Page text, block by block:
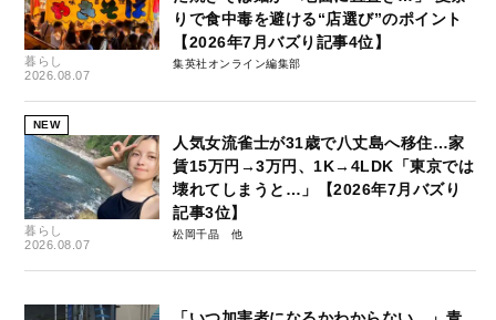
暮らし
2026.08.07
りで食中毒を避ける“店選び”のポイント
【2026年7月バズり記事4位】
集英社オンライン編集部
NEW
暮らし
2026.08.07
人気女流雀士が31歳で八丈島へ移住…家
賃15万円→3万円、1K→4LDK「東京では
壊れてしまうと…」【2026年7月バズり
記事3位】
松岡千晶